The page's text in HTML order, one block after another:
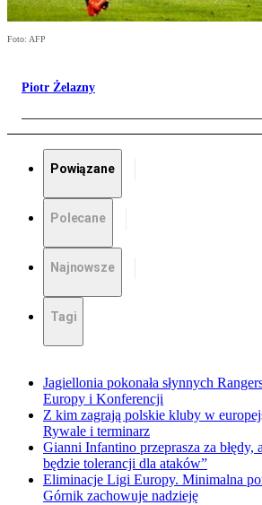
Foto: AFP
Piotr Żelazny
Powiązane
Polecane
Najnowsze
Tagi
Jagiellonia pokonała słynnych
Europy i Konferencji
Z kim zagrają polskie kluby w
Rywale i terminarz
Gianni Infantino przeprasza za błędy,
będzie tolerancji dla ataków”
Eliminacje Ligi Europy. Minimalna
Górnik zachowuje nadzieję